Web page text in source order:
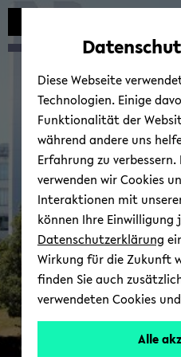
Diese Webseite
Technologien. Einige
Funktionalität der
während andere uns
Erfahrung zu
verwenden wir Cookies
Interaktionen mit
können Ihre
Datenschutzerklärung
Wirkung für die Zukunft
finden Sie auch
verwendeten Cookies
Alle